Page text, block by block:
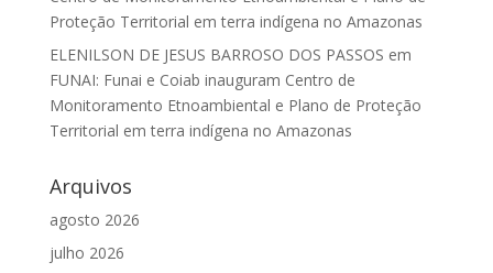
Proteção Territorial em terra indígena no Amazonas
ELENILSON DE JESUS BARROSO DOS PASSOS em
FUNAI: Funai e Coiab inauguram Centro de
Monitoramento Etnoambiental e Plano de Proteção
Territorial em terra indígena no Amazonas
Arquivos
agosto 2026
julho 2026